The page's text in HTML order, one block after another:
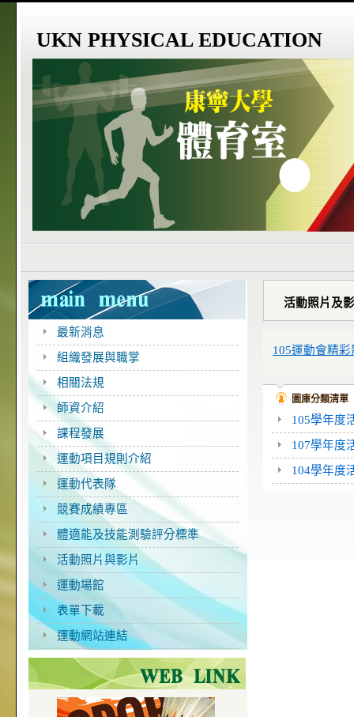
UKN PHYSICAL EDUCATION
最新消息
組織發展與職掌
相關法規
師資介紹
課程發展
運動項目規則介紹
運動代表隊
競賽成績專區
體適能及技能測驗評分標準
活動照片與影片
運動場館
表單下載
運動網站連結
活動照片及
105運動會精彩
圖庫分類清單
105學年度
107學年度
104學年度